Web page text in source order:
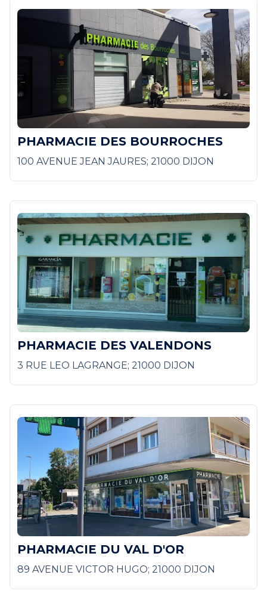
PHARMACIE DES BOURROCHES
100 AVENUE JEAN JAURES; 21000 DIJON
PHARMACIE DES VALENDONS
3 RUE LEO LAGRANGE; 21000 DIJON
PHARMACIE DU VAL D'OR
89 AVENUE VICTOR HUGO; 21000 DIJON